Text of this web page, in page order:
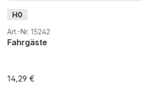
H0
Art.-Nr. 15242
Fahrgäste
14,29 €